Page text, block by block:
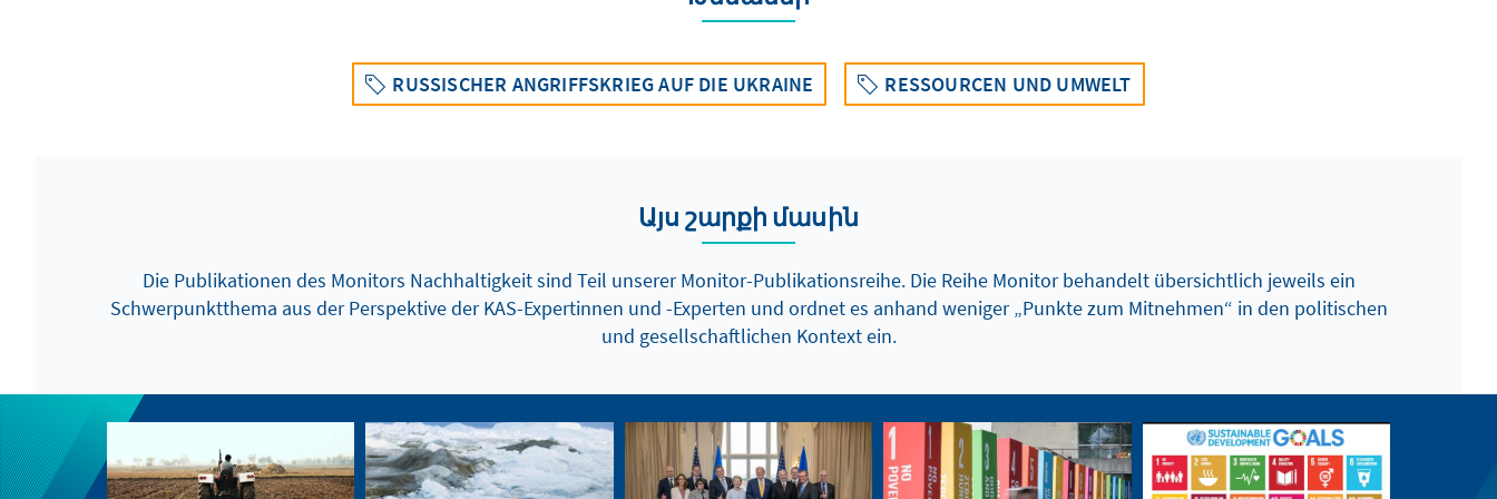
RUSSISCHER ANGRIFFSKRIEG AUF DIE UKRAINE RESSOURCEN UND UMWELT
Այս շարքի մասին
Die Publikationen des Monitors Nachhaltigkeit sind Teil unserer Monitor-Publikationsreihe. Die Reihe Monitor behandelt übersichtlich jeweils ein
Schwerpunktthema aus der Perspektive der KAS-Expertinnen und -Experten und ordnet es anhand weniger „Punkte zum Mitnehmen“ in den politischen
und gesellschaftlichen Kontext ein.